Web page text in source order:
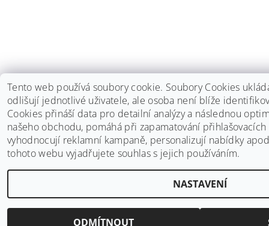
Tento web používá soubory cookie. Soubory Cookies
odlišují jednotlivé uživatele, ale osoba není blíže
Cookies přináší data pro detailní analýzy a následnou
našeho obchodu, pomáhá při zapamatování
vyhodnocují reklamní kampaně, personalizují nabídky
tohoto webu vyjadřujete souhlas s jejich používáním.
NASTAVENÍ
ODMÍTNOUT